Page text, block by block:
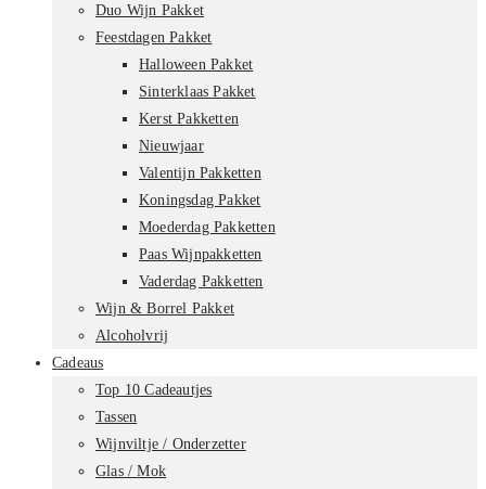
Duo Wijn Pakket
Feestdagen Pakket
Halloween Pakket
Sinterklaas Pakket
Kerst Pakketten
Nieuwjaar
Valentijn Pakketten
Koningsdag Pakket
Moederdag Pakketten
Paas Wijnpakketten
Vaderdag Pakketten
Wijn & Borrel Pakket
Alcoholvrij
Cadeaus
Top 10 Cadeautjes
Tassen
Wijnviltje / Onderzetter
Glas / Mok